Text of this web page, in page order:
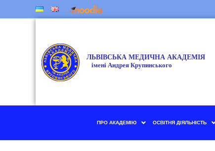
ПРО АКАДЕМІЮ ОСВІТНЯ ДІЯЛЬНІСТЬ